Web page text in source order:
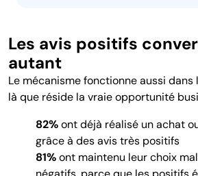
Les avis positifs
autant
Le mécanisme fonctionne aussi dans
là que réside la vraie opportunité
82%ont déjà réalisé un achat
grâce à des avis très positifs
81%ont maintenu leur choix